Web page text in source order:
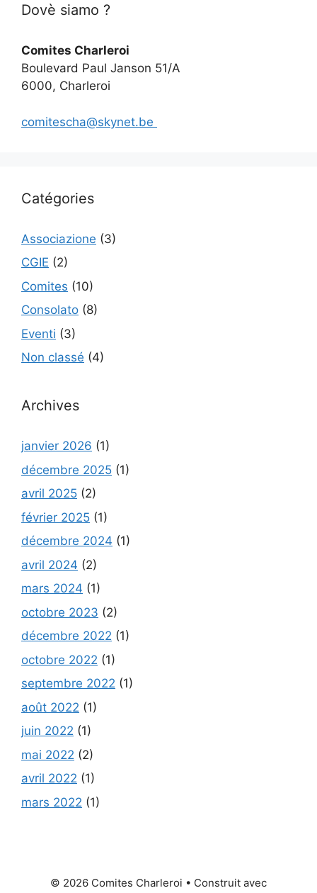
Dovè siamo ?
Comites Charleroi
Boulevard Paul Janson 51/A
6000, Charleroi
comitescha@skynet.be
Catégories
Associazione (3)
CGIE (2)
Comites (10)
Consolato (8)
Eventi (3)
Non classé (4)
Archives
janvier 2026 (1)
décembre 2025 (1)
avril 2025 (2)
février 2025 (1)
décembre 2024 (1)
avril 2024 (2)
mars 2024 (1)
octobre 2023 (2)
décembre 2022 (1)
octobre 2022 (1)
septembre 2022 (1)
août 2022 (1)
juin 2022 (1)
mai 2022 (2)
avril 2022 (1)
mars 2022 (1)
© 2026 Comites Charleroi • Construit avec